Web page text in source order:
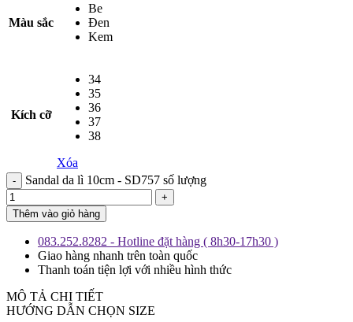
Màu sắc
Be
Đen
Kem
Kích cỡ
34
35
36
37
38
Xóa
Sandal da lì 10cm - SD757 số lượng
Thêm vào giỏ hàng
083.252.8282 - Hotline đặt hàng ( 8h30-17h30 )
Giao hàng nhanh trên toàn quốc
Thanh toán tiện lợi với nhiều hình thức
MÔ TẢ CHI TIẾT
HƯỚNG DẪN CHỌN SIZE